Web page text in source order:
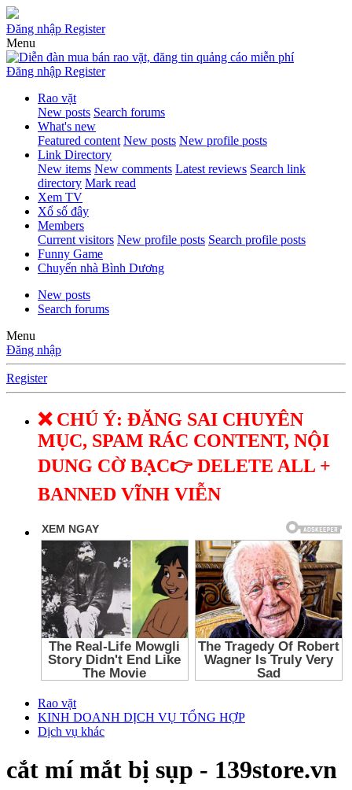
Đăng nhập Register
Menu
Đăng nhập Register
Rao vặt
New posts Search forums
What's new
Featured content New posts New profile posts
Link Directory
New items New comments Latest reviews Search link
directory Mark read
Xem TV
Xổ số đây
Members
Current visitors New profile posts Search profile posts
Funny Game
Chuyển nhà Bình Dương
New posts
Search forums
Menu
Đăng nhập
Register
❌ CHÚ Ý: ĐĂNG SAI CHUYÊN
MỤC, SPAM RÁC CONTENT, NỘI
DUNG CỜ BẠC👉 DELETE ALL +
BANNED VĨNH VIỄN
Rao vặt
KINH DOANH DỊCH VỤ TỔNG HỢP
Dịch vụ khác
cắt mí mắt bị sụp - 139store.vn